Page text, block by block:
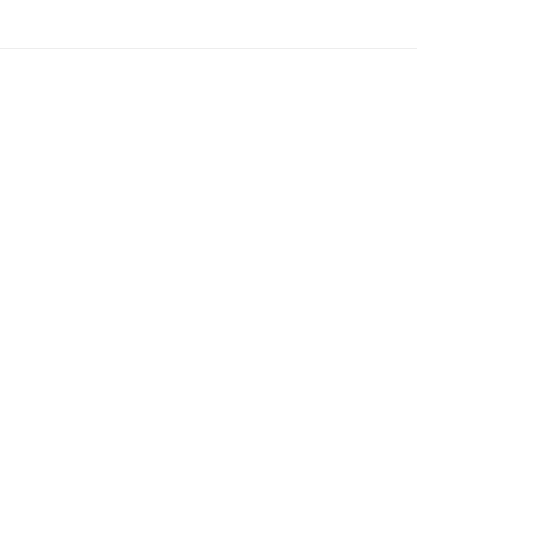
15 minuti, dopo di che regolate di sale e fate
ben sgocciolata e infine le olive verdi
bene le estremità e trasferite in uno stampo
un cucchiaio di latte, quindi mettete in forno
a lievitare in un luogo caldo fino a
partendo dal lato più corto e formate 10-
rivestita con carta da forno e ponete
comunque finchè sono perfettamente cotti sia
il giorno dopo, anche se consiglio di scaldarli